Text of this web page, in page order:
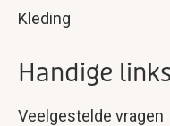
Kleding
Handige links
Veelgestelde vragen